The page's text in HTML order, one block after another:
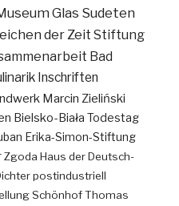
Glas Sudeten
der ZeitStiftung
Bad
Inschriften
Marcin Zieliński
Bielsko-Biała Todestag
Erika-Simon-Stiftung
Zgoda Haus der Deutsch-
postindustriell
SchönhofThomas